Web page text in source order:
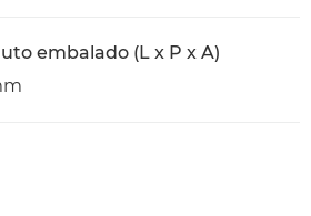
embalado (L x P x A)